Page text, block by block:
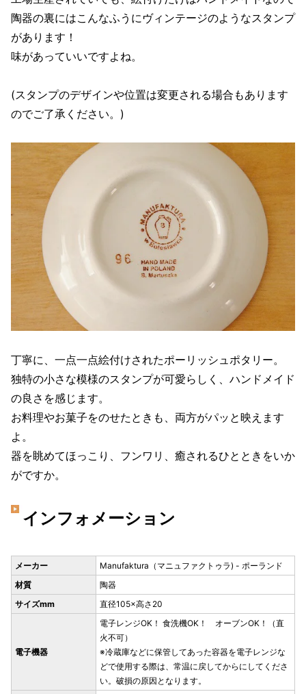
陶器の裏にはこんなふうにヴィンテージのようなスタンプ
があります！
味があっていいですよね。
(スタンプのデザインや位置は変更される場合もあります
のでご了承ください。)
丁寧に、一点一点絵付けされたポーリッシュポタリー。
独特の小さな模様のスタンプが可愛らしく、ハンドメイド
の良さを感じます。
お料理やお菓子をのせたときも、両方がパッと映えます
よ。
器を眺めてほっこり、フンワリ、癒されるひとときをいか
がですか。
インフォメーション
メーカー
Manufaktura（マニュファクトゥラ) - ポーランド
材質
陶器
サイズmm
直径105×高さ20
電子機器
電子レンジOK！ 食洗機OK！ オーブンOK！（直
火不可）
※冷蔵庫などに保管してあった容器を電子レンジな
どで使用する際は、常温に戻してからにしてくださ
い。破損の原因となります。